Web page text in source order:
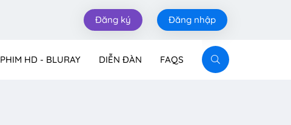
Đăng ký Đăng nhập
PHIM HD - BLURAY DIỄN ĐÀN FAQS